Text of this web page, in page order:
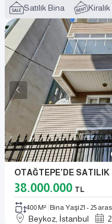
Satılık Bina
OTAĞTEPE'DE
38.000.000 TL
400 M² Bina Yaşı21 - 25
Beykoz, İstanbul